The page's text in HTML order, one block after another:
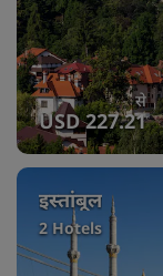
से
USD 227.21
इस्तांबूल
2 Hotels